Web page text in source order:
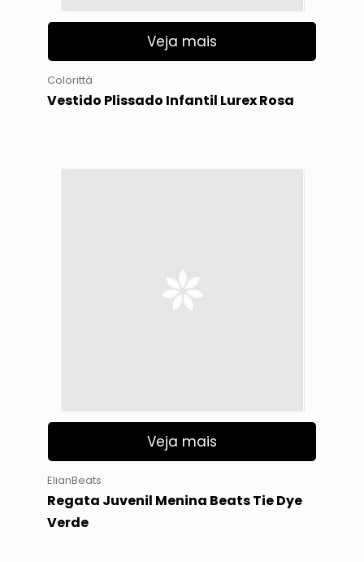
Veja mais
Colorittá
Vestido Plissado Infantil Lurex Rosa
Veja mais
ElianBeats
Regata Juvenil Menina Beats Tie Dye
Verde